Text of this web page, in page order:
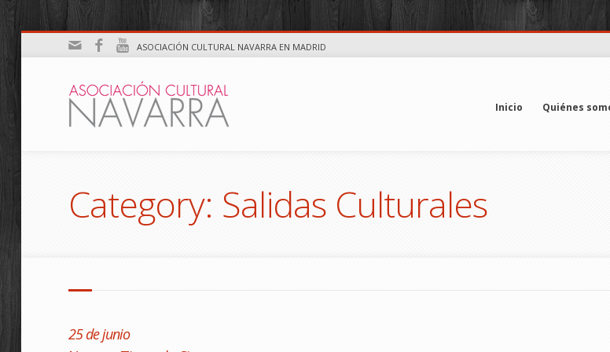
ASOCIACIÓN CULTURAL NAVARRA EN MADRID
Inicio Quiénes
Category: Salidas Culturales
25 de junio